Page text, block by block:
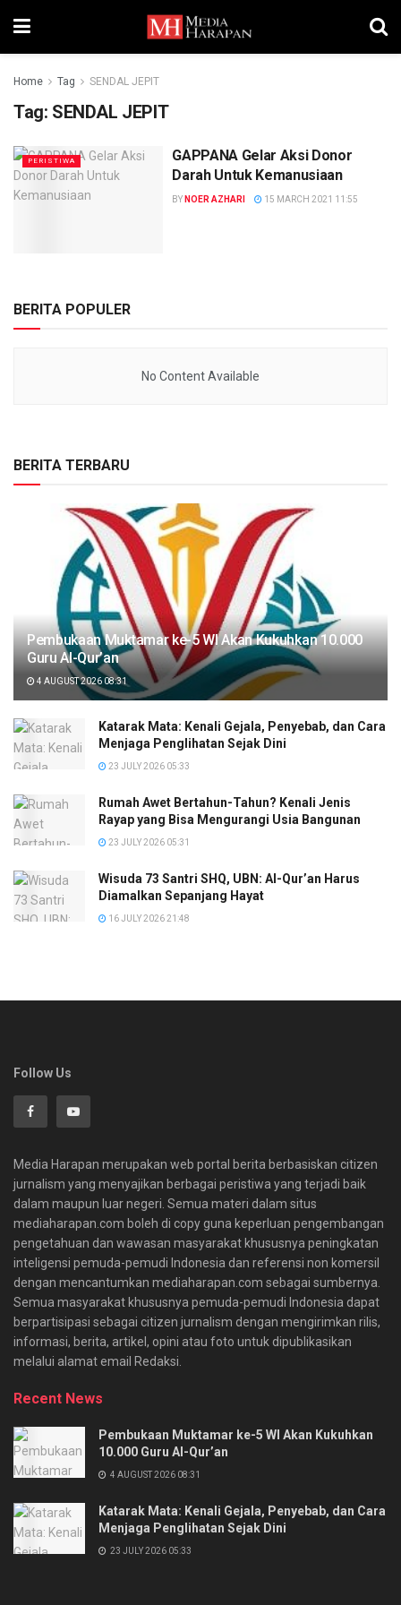
Home Tag SENDAL JEPIT
Tag: SENDAL JEPIT
PERISTIWA
GAPPANA Gelar Aksi Donor
Darah Untuk Kemanusiaan
BY NOER AZHARI 15 MARCH 2021 11:55
BERITA POPULER
No Content Available
BERITA TERBARU
Pembukaan Muktamar ke-5 WI Akan Kukuhkan 10.000
Guru Al-Qur’an
4 AUGUST 2026 08:31
Katarak Mata: Kenali Gejala, Penyebab, dan Cara
Menjaga Penglihatan Sejak Dini
23 JULY 2026 05:33
Rumah Awet Bertahun-Tahun? Kenali Jenis
Rayap yang Bisa Mengurangi Usia Bangunan
23 JULY 2026 05:31
Wisuda 73 Santri SHQ, UBN: Al-Qur’an Harus
Diamalkan Sepanjang Hayat
16 JULY 2026 21:48
Follow Us
Media Harapan merupakan web portal berita berbasiskan citizen
jurnalism yang menyajikan berbagai peristiwa yang terjadi baik
dalam maupun luar negeri. Semua materi dalam situs
mediaharapan.com boleh di copy guna keperluan pengembangan
pengetahuan dan wawasan masyarakat khususnya peningkatan
inteligensi pemuda-pemudi Indonesia dan referensi non komersil
dengan mencantumkan mediaharapan.com sebagai sumbernya.
Semua masyarakat khususnya pemuda-pemudi Indonesia dapat
berpartisipasi sebagai citizen jurnalism dengan mengirimkan rilis,
informasi, berita, artikel, opini atau foto untuk dipublikasikan
melalui alamat email Redaksi.
Recent News
Pembukaan Muktamar ke-5 WI Akan Kukuhkan
10.000 Guru Al-Qur’an
4 AUGUST 2026 08:31
Katarak Mata: Kenali Gejala, Penyebab, dan Cara
Menjaga Penglihatan Sejak Dini
23 JULY 2026 05:33